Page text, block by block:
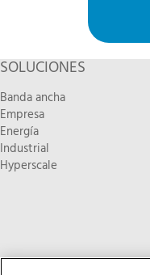
SOLUCIONES
Banda ancha
Empresa
Energía
Industrial
Hyperscale